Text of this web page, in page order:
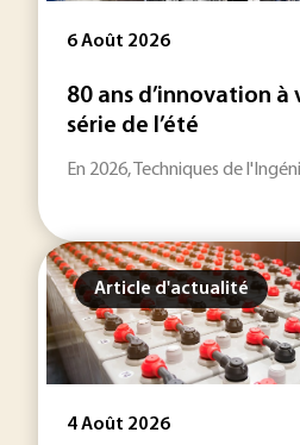
6 Août 2026
80 ans d’innovation à
série de l’été
En 2026, Techniques de
Article d'actualité
4 Août 2026